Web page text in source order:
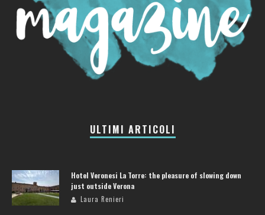
ULTIMI ARTICOLI
Hotel Veronesi La Torre: the pleasure of slowing down
just outside Verona
Laura Renieri